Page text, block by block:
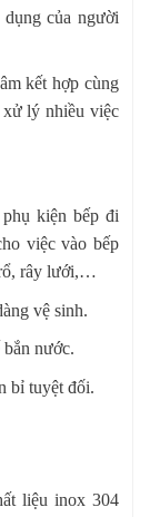
của người
kết hợp cùng
xử lý nhiều việc
kiện bếp đi
việc vào bếp
rổ, rây lưới,…
vệ sinh.
nước.
bỉ tuyệt đối.
liệu inox 304